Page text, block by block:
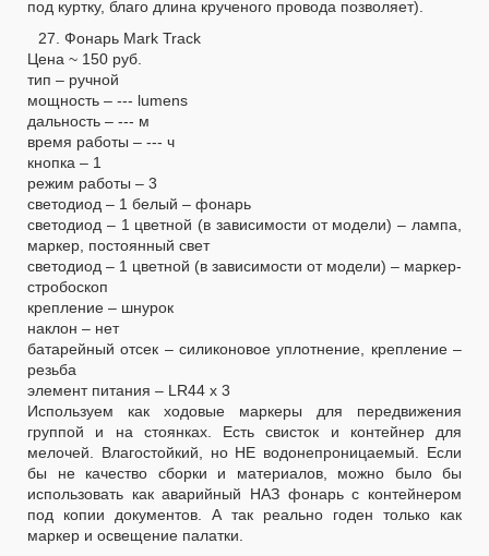
под куртку, благо длина крученого провода позволяет).
27. Фонарь Mark Track
Цена ~ 150 руб.
тип – ручной
мощность – --- lumens
дальность – --- м
время работы – --- ч
кнопка – 1
режим работы – 3
светодиод – 1 белый – фонарь
светодиод – 1 цветной (в зависимости от модели) – лампа,
маркер, постоянный свет
светодиод – 1 цветной (в зависимости от модели) – маркер-
стробоскоп
крепление – шнурок
наклон – нет
батарейный отсек – силиконовое уплотнение, крепление –
резьба
элемент питания – LR44 х 3
Используем как ходовые маркеры для передвижения
группой и на стоянках. Есть свисток и контейнер для
мелочей. Влагостойкий, но НЕ водонепроницаемый. Если
бы не качество сборки и материалов, можно было бы
использовать как аварийный НАЗ фонарь с контейнером
под копии документов. А так реально годен только как
маркер и освещение палатки.